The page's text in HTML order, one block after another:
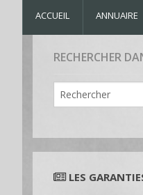
ACCUEIL ANNUAIRE
RECHERCHER
LES